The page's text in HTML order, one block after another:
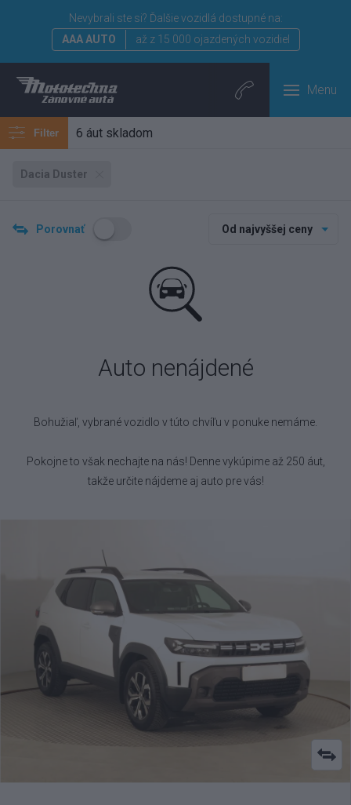
Nevybrali ste si? Ďalšie vozidlá dostupné na:
AAA AUTO
až z 15 000 ojazdených vozidiel
Menu
Filter 6 áut skladom
Dacia Duster
Porovnať Od najvyššej ceny
Auto nenájdené
Bohužiaľ, vybrané vozidlo v túto chvíľu v ponuke nemáme.
Pokojne to však nechajte na nás! Denne vykúpime až 250 áut,
takže určite nájdeme aj auto pre vás!